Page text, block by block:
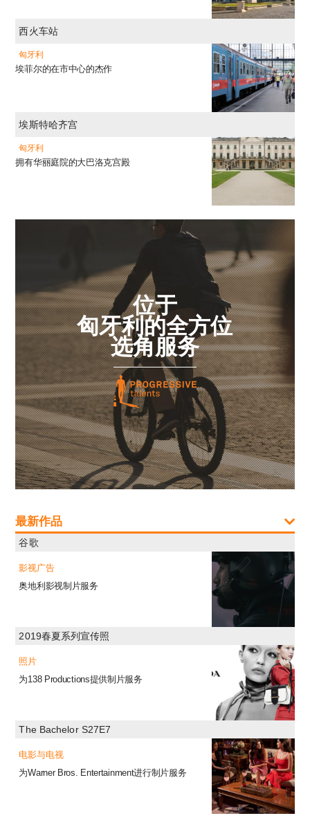
西火车站
匈牙利
埃菲尔的在市中心的杰作
埃斯特哈齐宫
匈牙利
拥有华丽庭院的大巴洛克宫殿
位于
匈牙利的全方位
选角服务
最新作品
谷歌
影视广告
奥地利影视制片服务
2019春夏系列宣传照
照片
为138 Productions提供制片服务
The Bachelor S27E7
电影与电视
为Warner Bros. Entertainment进行制片服务